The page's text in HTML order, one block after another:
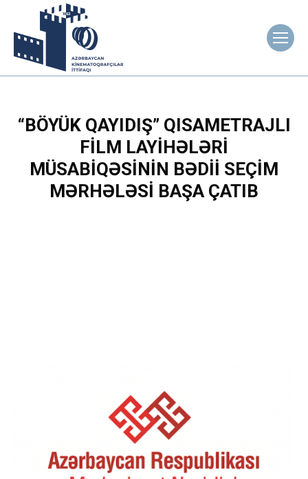
“BÖYÜK QAYIDIŞ” QISAMETRAJLI
FILM LAYIHƏLƏRI
MÜSABIQƏSININ BƏDII SEÇIM
MƏRHƏLƏSI BAŞA ÇATIB